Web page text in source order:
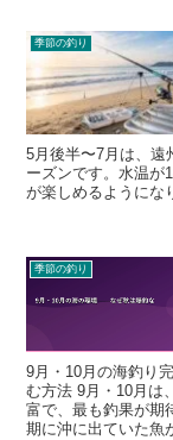
季節の釣り
5月後半〜7月は、遠
ーズンです。水温が
が楽しめるようにな
季節の釣り
9月・10月の海釣り
む方法 9月・10月は
富で、最も釣果が期
期に沖に出ていた魚